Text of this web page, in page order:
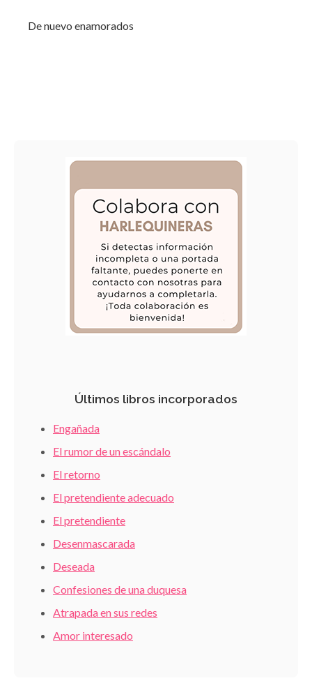
De nuevo enamorados
Últimos libros incorporados
Engañada
El rumor de un escándalo
El retorno
El pretendiente adecuado
El pretendiente
Desenmascarada
Deseada
Confesiones de una duquesa
Atrapada en sus redes
Amor interesado